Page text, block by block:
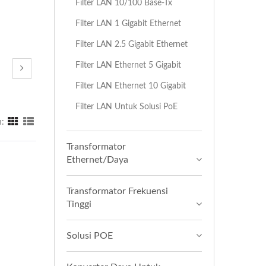
Filter LAN 10/100 Base-Tx
Filter LAN 1 Gigabit Ethernet
Filter LAN 2.5 Gigabit Ethernet
Filter LAN Ethernet 5 Gigabit
Filter LAN Ethernet 10 Gigabit
Filter LAN Untuk Solusi PoE
Transformator
Ethernet/Daya
Transformator Frekuensi
Tinggi
Solusi POE